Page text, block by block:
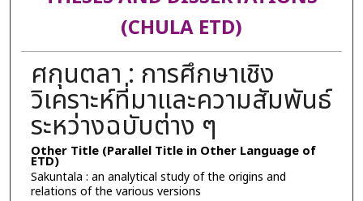
(CHULA ETD)
ศกุนตลา : การศึกษาเชิง
วิเคราะห์ที่มาและความสัมพันธ์
ระหว่างฉบับต่าง ๆ
Other Title (Parallel Title in Other Language of
ETD)
Sakuntala : an analytical study of the origins and
relations of the various versions